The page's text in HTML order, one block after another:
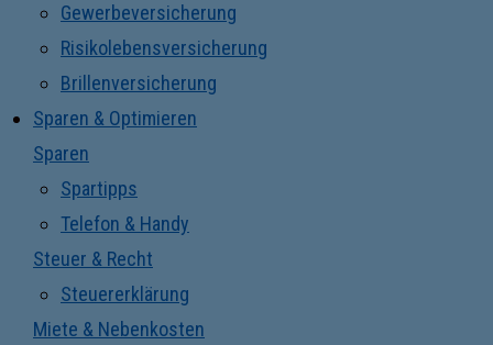
Gewerbeversicherung
Risikolebensversicherung
Brillenversicherung
Sparen & Optimieren
Sparen
Spartipps
Telefon & Handy
Steuer & Recht
Steuererklärung
Miete & Nebenkosten